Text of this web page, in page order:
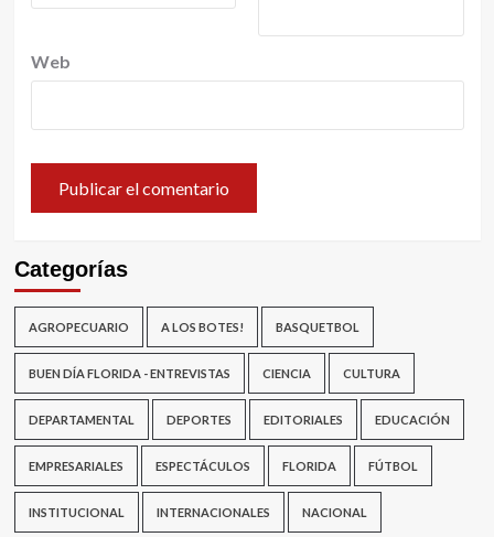
Web
Categorías
AGROPECUARIO A LOS BOTES! BASQUETBOL
BUEN DÍA FLORIDA - ENTREVISTAS CIENCIA CULTURA
DEPARTAMENTAL DEPORTES EDITORIALES EDUCACIÓN
EMPRESARIALES ESPECTÁCULOS FLORIDA FÚTBOL
INSTITUCIONAL INTERNACIONALES NACIONAL